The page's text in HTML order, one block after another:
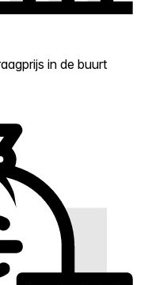
in de buurt